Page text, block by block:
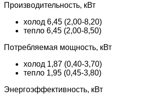
Производительность, кВт
холод 6,45 (2,00-8,20)
тепло 6,45 (2,00-8,50)
Потребляемая мощность, кВт
холод 1,87 (0,40-3,70)
тепло 1,95 (0,45-3,80)
Энергоэффективность, кВт